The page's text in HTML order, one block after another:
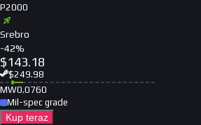
P2000
Srebro
-42%
$143.18
$249.98
MW0.0760
Mil-spec grade
Kup teraz